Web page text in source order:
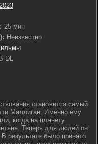
25 мин
Неизвестно
DL
становится самый
Маллиган. Именно ему
когда на планету
Теперь для людей он
результате было принято